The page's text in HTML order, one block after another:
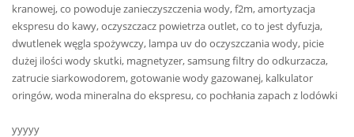
kranowej, co powoduje zanieczyszczenia wody, f2m, amortyzacja
ekspresu do kawy, oczyszczacz powietrza outlet, co to jest dyfuzja,
dwutlenek węgla spożywczy, lampa uv do oczyszczania wody, picie
dużej ilości wody skutki, magnetyzer, samsung filtry do odkurzacza,
zatrucie siarkowodorem, gotowanie wody gazowanej, kalkulator
oringów, woda mineralna do ekspresu, co pochłania zapach z lodówki
yyyyy